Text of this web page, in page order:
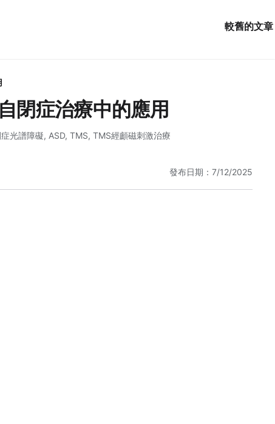
較舊的文章
閉症治療中的應用
症光譜障礙, ASD, TMS, TMS經顱磁刺激治療
發布日期：7/12/2025